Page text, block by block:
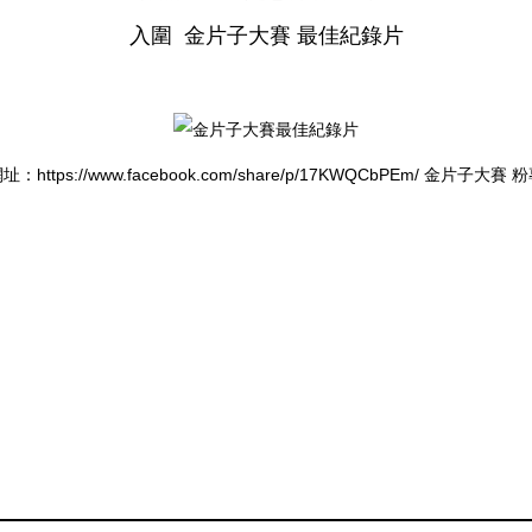
入圍 金片子大賽 最佳紀錄片
：https://www.facebook.com/share/p/17KWQCbPEm/ 金片子大賽 粉